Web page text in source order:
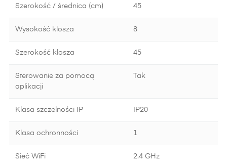
Szerokość / średnica (cm) 45
Wysokość klosza 8
Szerokość klosza 45
Sterowanie za pomocą
aplikacji
Tak
Klasa szczelności IP IP20
Klasa ochronności 1
Sieć WiFi 2.4 GHz